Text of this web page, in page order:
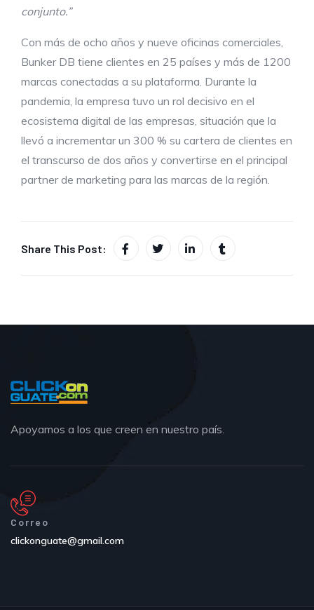
conjunto.”
Con más de ocho años y nueve oficinas comerciales,
Bunker DB tiene clientes en 25 países y más de 1200
marcas conectadas a su plataforma. Durante la
pandemia, la empresa tuvo un rol decisivo en el
ecosistema digital de las empresas, situación que la
llevó a incrementar un 300 % su cartera de clientes en
el transcurso de dos años y convertirse en el principal
partner de marketing para las marcas de la región.
Share This Post:
Apoyamos a los que creen en nuestro país.
Correo
clickonguate@gmail.com